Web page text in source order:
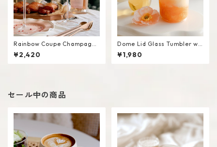
Rainbow Coupe Champagne
Glass
¥2,420
Dome Lid Glass Tumbler wit
h Straw
¥1,980
セール中の商品